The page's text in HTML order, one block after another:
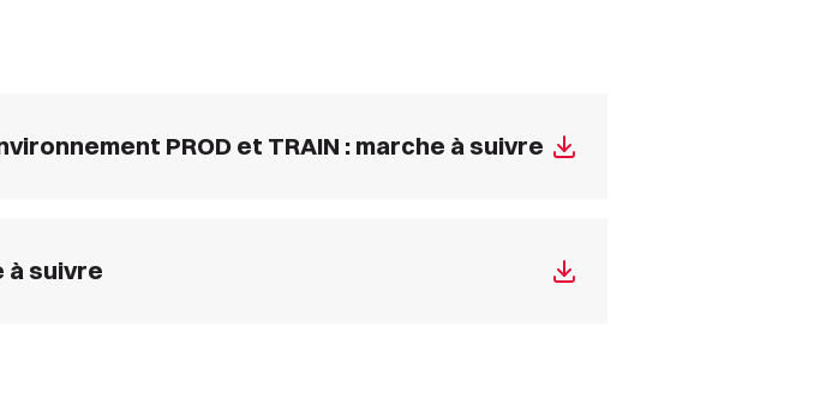
PROD et TRAIN : marche à suivre
à suivre